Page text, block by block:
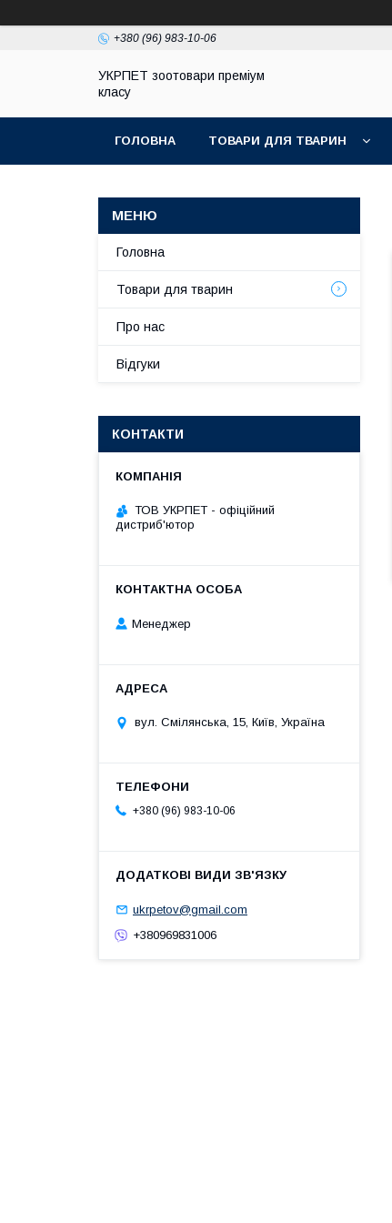
+380 (96) 983-10-06
УКРПЕТ зоотовари преміум
класу
ГОЛОВНА ТОВАРИ ДЛЯ ТВАРИН
Головна
Товари для тварин
Про нас
Відгуки
КОНТАКТИ
ТОВ УКРПЕТ - офіційний
дистриб'ютор
Менеджер
вул. Смілянська, 15, Київ, Україна
+380 (96) 983-10-06
ukrpetov@gmail.com
+380969831006